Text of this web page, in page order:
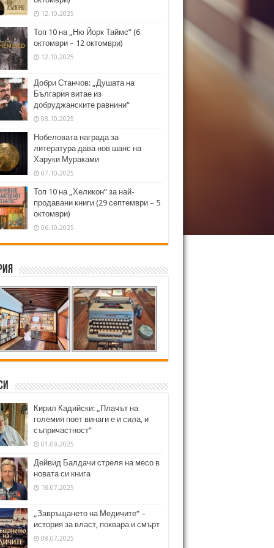
12.10.2025
Топ 10 на „Ню Йорк Таймс” (6
октомври – 12 октомври)
12.10.2025
Добри Станчов: „Душата на
България витае из
добруджанските равнини“
08.10.2025
Нобеловата награда за
литература дава нов шанс на
Харуки Мураками
07.10.2025
Топ 10 на „Хеликон” за най-
продавани книги (29 септември – 5
октомври)
06.10.2025
Кирил Кадийски: „Плачът на
големия поет винаги е и сила, и
съпричастност“
01.09.2025
Дейвид Балдачи стреля на месо в
новата си книга
18.07.2025
„Завръщането на Медичите“ –
история за власт, поквара и смърт
08.07.2025